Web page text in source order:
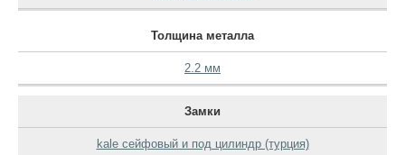
Толщина металла
2.2 мм
Замки
kale сейфовый и под цилиндр (турция)